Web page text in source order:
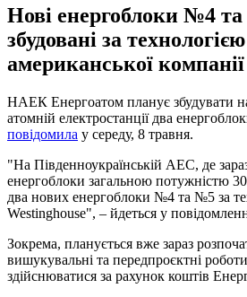
Нові енергоблоки №4
збудовані за
американської
НАЕК Енергоатом планує збудувати
атомній електростанції два
повідомила у середу, 8 травня.
"На Південноукраїнській АЕС, де
енергоблоки загальною потужністю
два нових енергоблоки №4 та №5 за
Westinghouse", – йдеться у
Зокрема, планується вже зараз
вишукувальні та передпроєктні
здійснюватися за рахунок коштів